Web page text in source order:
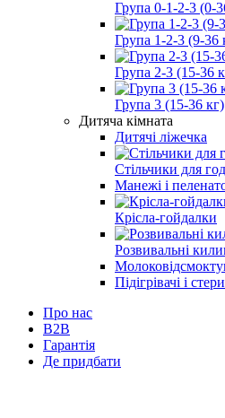
Група 0-1-2-3 (0-
Група 1-2-3 (9-36
Група 2-3 (15-36
Група 3 (15-36 кг)
Дитяча кімната
Дитячі ліжечка
Стільчики для
Манежі і
Крісла-гойдалки
Розвивальні
Підігрівачі і
Про нас
B2B
Гарантія
Де придбати